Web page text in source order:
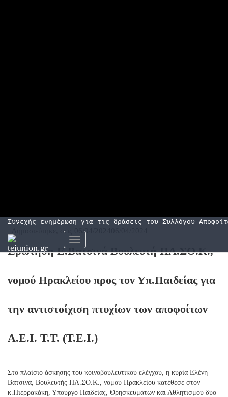
Συνεχής ενημέρωση για τις δράσεις του Συλλόγου
Εναλλαγή
Δημοσιεύτηκε, στις06/04/2024
Ερώτηση Ε.Βατσινά Βουλευτή ΠΑ.ΣΟ.Κ.,
νομού Ηρακλείου προς τον Υπ.Παιδείας για
την αντιστοίχιση πτυχίων των αποφοίτων
Α.Ε.Ι. Τ.Τ. (Τ.Ε.Ι.)
Στο πλαίσιο άσκησης του κοινοβουλευτικού ελέγχου, η κυρία Ελένη
Βατσινά, Βουλευτής ΠΑ.ΣΟ.Κ., νομού Ηρακλείου κατέθεσε στον
κ.Πιερρακάκη, Υπουργό Παιδείας, Θρησκευμάτων και Αθλητισμού δύο